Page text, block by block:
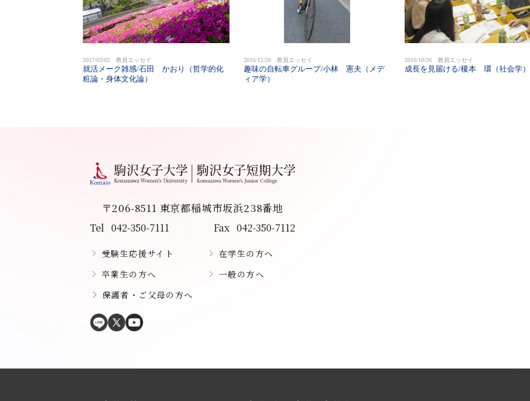
2017/03/02 教員エッセイ
就活メーク雑感/石田 かおり（哲学的化
粧論・身体文化論）
2016/12/20 教員エッセイ
趣味の自転車グループ/小林 憲夫（メデ
ィア学）
2016/10/26 教員エッセイ
成長を見届ける/榎本 環（社会学）
〒206-8511 東京都稲城市坂浜238番地
Tel 042-350-7111 Fax 042-350-7112
受験生応援サイト
在学生の方へ
卒業生の方へ
一般の方へ
保護者・ご父母の方へ